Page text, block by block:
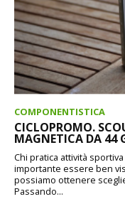
COMPONENTISTICA
CICLOPROMO.
MAGNETICA DA 44
Chi pratica attività
importante essere ben
possiamo ottenere
Passando...